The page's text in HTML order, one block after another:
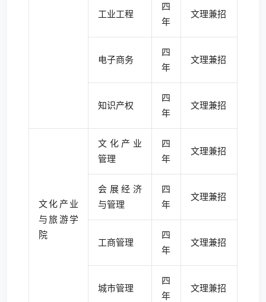
工业工程
四
年
文理兼招
电子商务
四
年
文理兼招
知识产权
四
年
文理兼招
文化产业
与旅游学
院
文化产业
管理
四
年
文理兼招
会展经济
与管理
四
年
文理兼招
工商管理
四
年
文理兼招
城市管理
四
年
文理兼招